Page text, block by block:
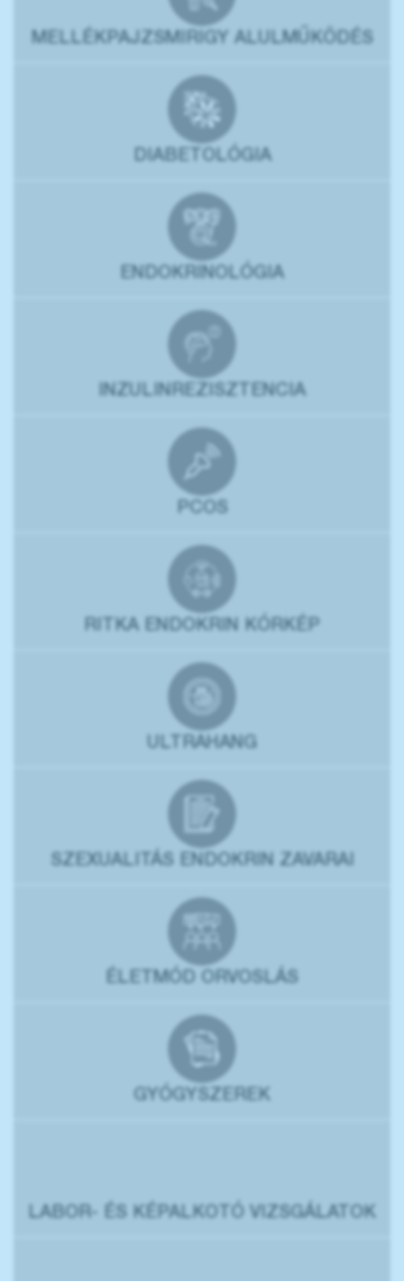
MELLÉKPAJZSMIRIGY ALULMŰKÖDÉS
DIABETOLÓGIA
ENDOKRINOLÓGIA
INZULINREZISZTENCIA
PCOS
RITKA ENDOKRIN KÓRKÉP
ULTRAHANG
SZEXUALITÁS ENDOKRIN ZAVARAI
ÉLETMÓD ORVOSLÁS
GYÓGYSZEREK
LABOR- ÉS KÉPALKOTÓ VIZSGÁLATOK